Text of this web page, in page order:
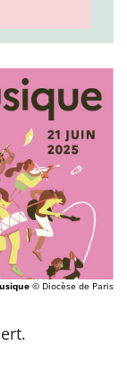
© Diocèse de Paris